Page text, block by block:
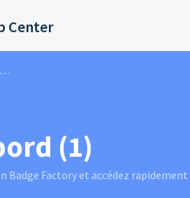
Center
(1)
Badge Factory et accédez